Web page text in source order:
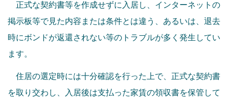
正式な契約書等を作成せずに入居し、インターネットの
掲示板等で見た内容または条件とは違う、あるいは、退去
時にボンドが返還されない等のトラブルが多く発生してい
ます。
住居の選定時には十分確認を行った上で、正式な契約書
を取り交わし、入居後は支払った家賃の領収書を保管して